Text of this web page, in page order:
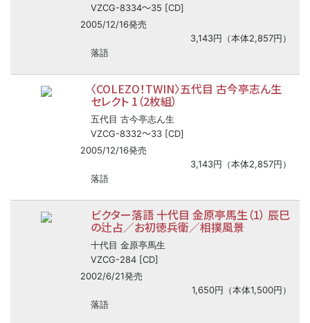
VZCG-8334〜35 [CD]
2005/12/16発売
3,143円（本体2,857円）
落語
〈COLEZO！TWIN〉五代目 古今亭志ん生
セレクト 1（2枚組）
五代目 古今亭志ん生
VZCG-8332〜33 [CD]
2005/12/16発売
3,143円（本体2,857円）
落語
ビクター落語 十代目 金原亭馬生（1） 辰巳
の辻占／お初徳兵衛／相撲風景
十代目 金原亭馬生
VZCG-284 [CD]
2002/6/21発売
1,650円（本体1,500円）
落語